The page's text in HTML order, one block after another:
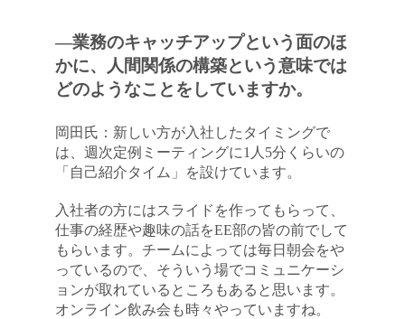
―業務のキャッチアップという面のほ
かに、人間関係の構築という意味では
どのようなことをしていますか。
岡田氏：新しい方が入社したタイミングで
は、週次定例ミーティングに1人5分くらいの
「自己紹介タイム」を設けています。
入社者の方にはスライドを作ってもらって、
仕事の経歴や趣味の話をEE部の皆の前でして
もらいます。チームによっては毎日朝会をや
っているので、そういう場でコミュニケーシ
ョンが取れているところもあると思います。
オンライン飲み会も時々やっていますね。